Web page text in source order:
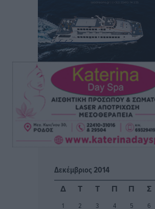
34.000 αναχωρούν σήμερα μόνο από
Ειδήσεις• πριν 9 ώρες
Μόνιμες θέσεις στους παιδικούς
προϋποθέσεις, η 24μηνη εμπειρία και
για τους δήμους
Τοπικές Ειδήσεις• πριν 9 ώρες
Δεύτερη πηγή εισοδήματος για τους
ψαράδες ο αλιευτικός τουρισμός
Δεκέμβριος 2014
Δ
Τ Τ Π Π Σ
1 2 3 4 5 6